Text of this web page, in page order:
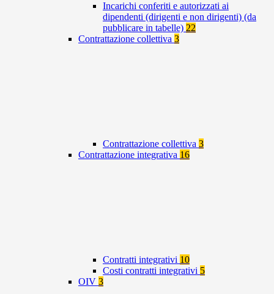
Incarichi conferiti e autorizzati ai
dipendenti (dirigenti e non dirigenti) (da
pubblicare in tabelle) 22
Contrattazione collettiva 3
Contrattazione collettiva 3
Contrattazione integrativa 16
Contratti integrativi 10
Costi contratti integrativi 5
OIV 3